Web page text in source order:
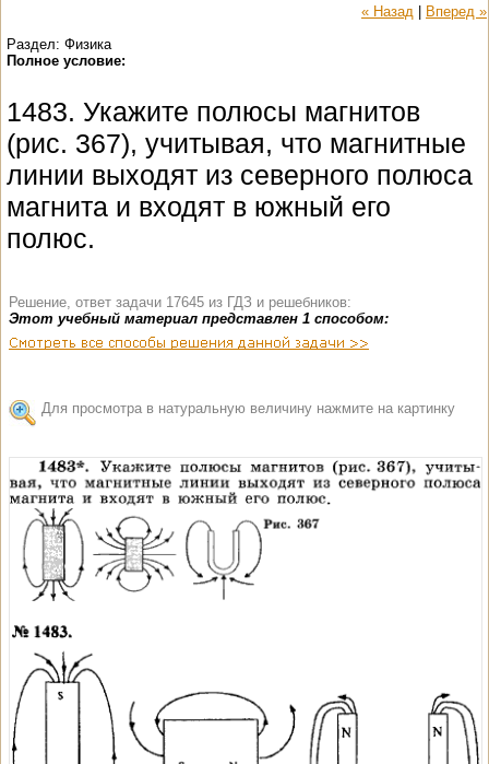
« Назад
Вперед »
Раздел: Физика
Полное условие:
1483. Укажите полюсы магнитов
(рис. 367), учитывая, что магнитные
линии выходят из северного полюса
магнита и входят в южный его
полюс.
Решение, ответ задачи 17645 из ГДЗ и решебников:
Этот учебный материал представлен 1 способом:
Для просмотра в натуральную величину нажмите на картинку